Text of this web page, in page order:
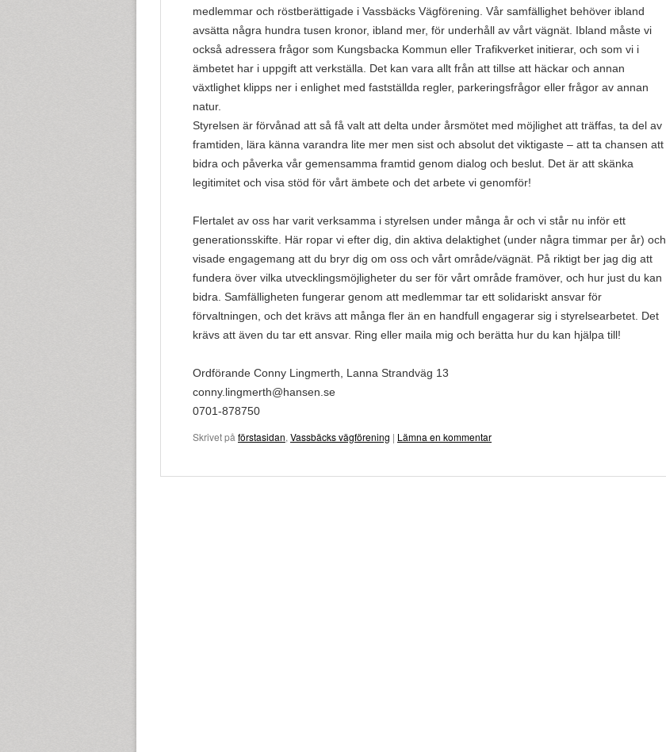
medlemmar och röstberättigade i Vassbäcks Vägförening. Vår samfällighet behöver ibland
avsätta några hundra tusen kronor, ibland mer, för underhåll av vårt vägnät. Ibland måste vi
också adressera frågor som Kungsbacka Kommun eller Trafikverket initierar, och som vi i
ämbetet har i uppgift att verkställa. Det kan vara allt från att tillse att häckar och annan
växtlighet klipps ner i enlighet med fastställda regler, parkeringsfrågor eller frågor av annan
natur.
Styrelsen är förvånad att så få valt att delta under årsmötet med möjlighet att träffas, ta del av
framtiden, lära känna varandra lite mer men sist och absolut det viktigaste – att ta chansen att
bidra och påverka vår gemensamma framtid genom dialog och beslut. Det är att skänka
legitimitet och visa stöd för vårt ämbete och det arbete vi genomför!
Flertalet av oss har varit verksamma i styrelsen under många år och vi står nu inför ett
generationsskifte. Här ropar vi efter dig, din aktiva delaktighet (under några timmar per år) och
visade engagemang att du bryr dig om oss och vårt område/vägnät. På riktigt ber jag dig att
fundera över vilka utvecklingsmöjligheter du ser för vårt område framöver, och hur just du kan
bidra. Samfälligheten fungerar genom att medlemmar tar ett solidariskt ansvar för
förvaltningen, och det krävs att många fler än en handfull engagerar sig i styrelsearbetet. Det
krävs att även du tar ett ansvar. Ring eller maila mig och berätta hur du kan hjälpa till!
Ordförande Conny Lingmerth, Lanna Strandväg 13
conny.lingmerth@hansen.se
0701-878750
Skrivet på förstasidan, Vassbäcks vägförening | Lämna en kommentar